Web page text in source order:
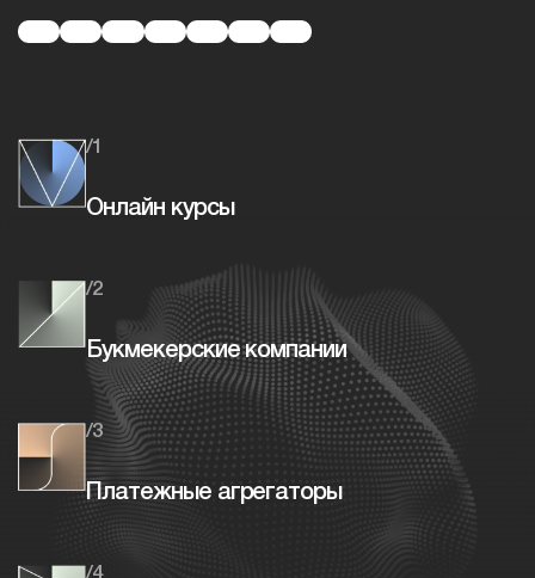
/1
Онлайн курсы
/2
Букмекерские компании
/3
Платежные агрегаторы
/4